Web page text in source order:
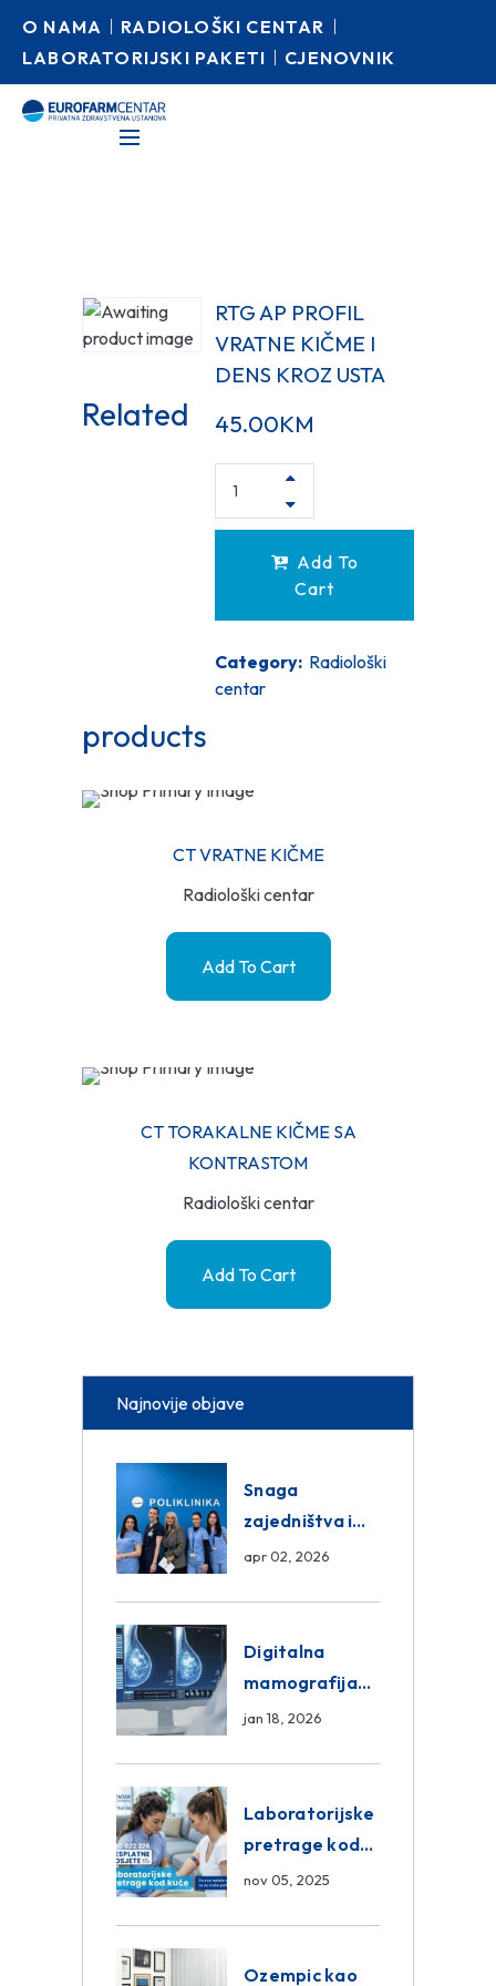
O NAMA
RADIOLOŠKI CENTAR
LABORATORIJSKI PAKETI
CJENOVNIK
RTG AP PROFIL
VRATNE KIČME I
DENS KROZ USTA
45.00KM
Add To
Cart
Category: Radiološki
centar
Related
products
CT VRATNE KIČME
Radiološki centar
Add To Cart
CT TORAKALNE KIČME SA
KONTRASTOM
Radiološki centar
Add To Cart
Najnovije objave
Snaga
zajedništva i
razmjena
Group
apr 02, 2026
Digitalna
mamografija
Sarajevo –
Centar
Poliklinika
jan 18, 2026
Laboratorijske
pretrage kod
kuće – novo u
Poliklinici
nov 05, 2025
Ozempic kao